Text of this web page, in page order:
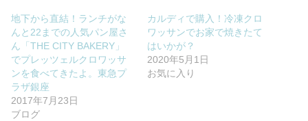
地下から直結！ランチがな
んと22までの人気パン屋さ
ん「THE CITY BAKERY」
でプレッツェルクロワッサ
ンを食べてきたよ。東急プ
ラザ銀座
2017年7月23日
ブログ
カルディで購入！冷凍クロ
ワッサンでお家で焼きたて
はいかが？
2020年5月1日
お気に入り